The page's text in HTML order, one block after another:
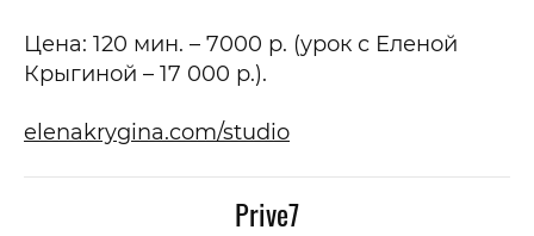
Цена: 120 мин. – 7000 р. (урок с Еленой
Крыгиной – 17 000 р.).
elenakrygina.com/studio
Prive7